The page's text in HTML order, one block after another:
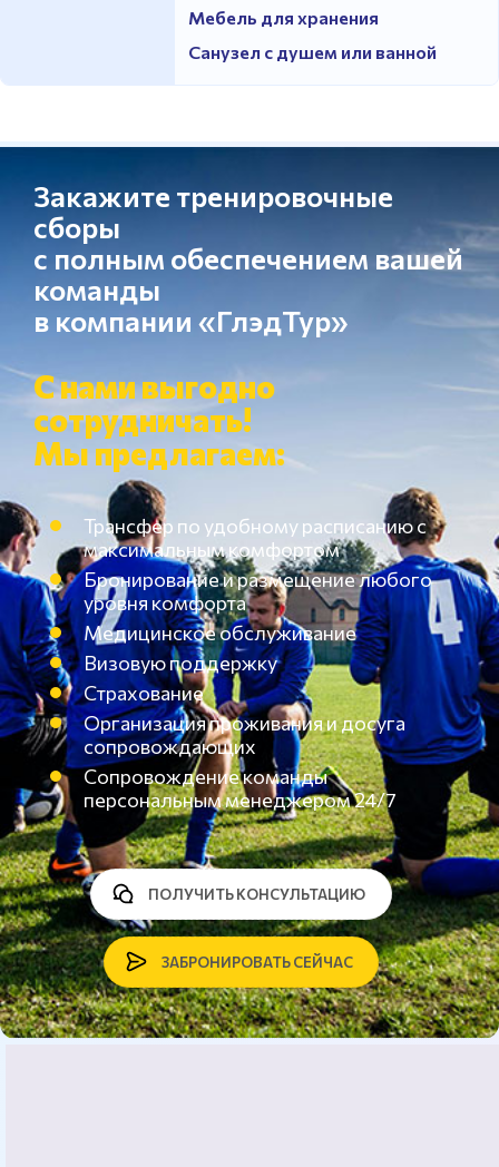
Мебель для хранения
Санузел с душем или ванной
Закажите тренировочные
сборы
с полным обеспечением вашей
команды
в компании «ГлэдТур»
С нами выгодно
сотрудничать!
Мы предлагаем:
Трансфер по удобному расписанию с
максимальным комфортом
Бронирование и размещение любого
уровня комфорта
Медицинское обслуживание
Визовую поддержку
Страхование
Организация проживания и досуга
сопровождающих
Сопровождение команды
персональным менеджером 24/7
ЗАБРОНИРОВАТЬ СЕЙЧАС
ПОЛУЧИТЬ КОНСУЛЬТАЦИЮ